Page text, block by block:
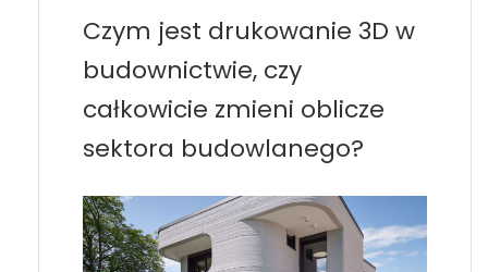
Czym jest drukowanie 3D w
budownictwie, czy
całkowicie zmieni oblicze
sektora budowlanego?